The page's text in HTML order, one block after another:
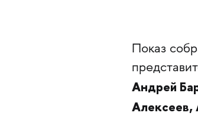
Показ
Андрей
Алексеев,